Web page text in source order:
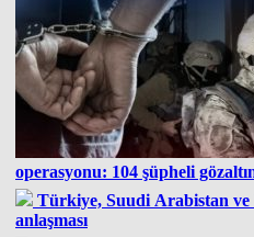
operasyonu: 104 şüpheli
Türkiye, Suudi Arabistan ve
anlaşması